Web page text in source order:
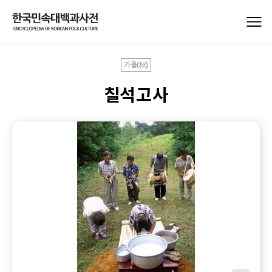
가을(秋)
칠석고사